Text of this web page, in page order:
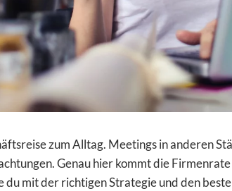
zum Alltag. Meetings in anderen
Genau hier kommt die
mit der richtigen Strategie und den